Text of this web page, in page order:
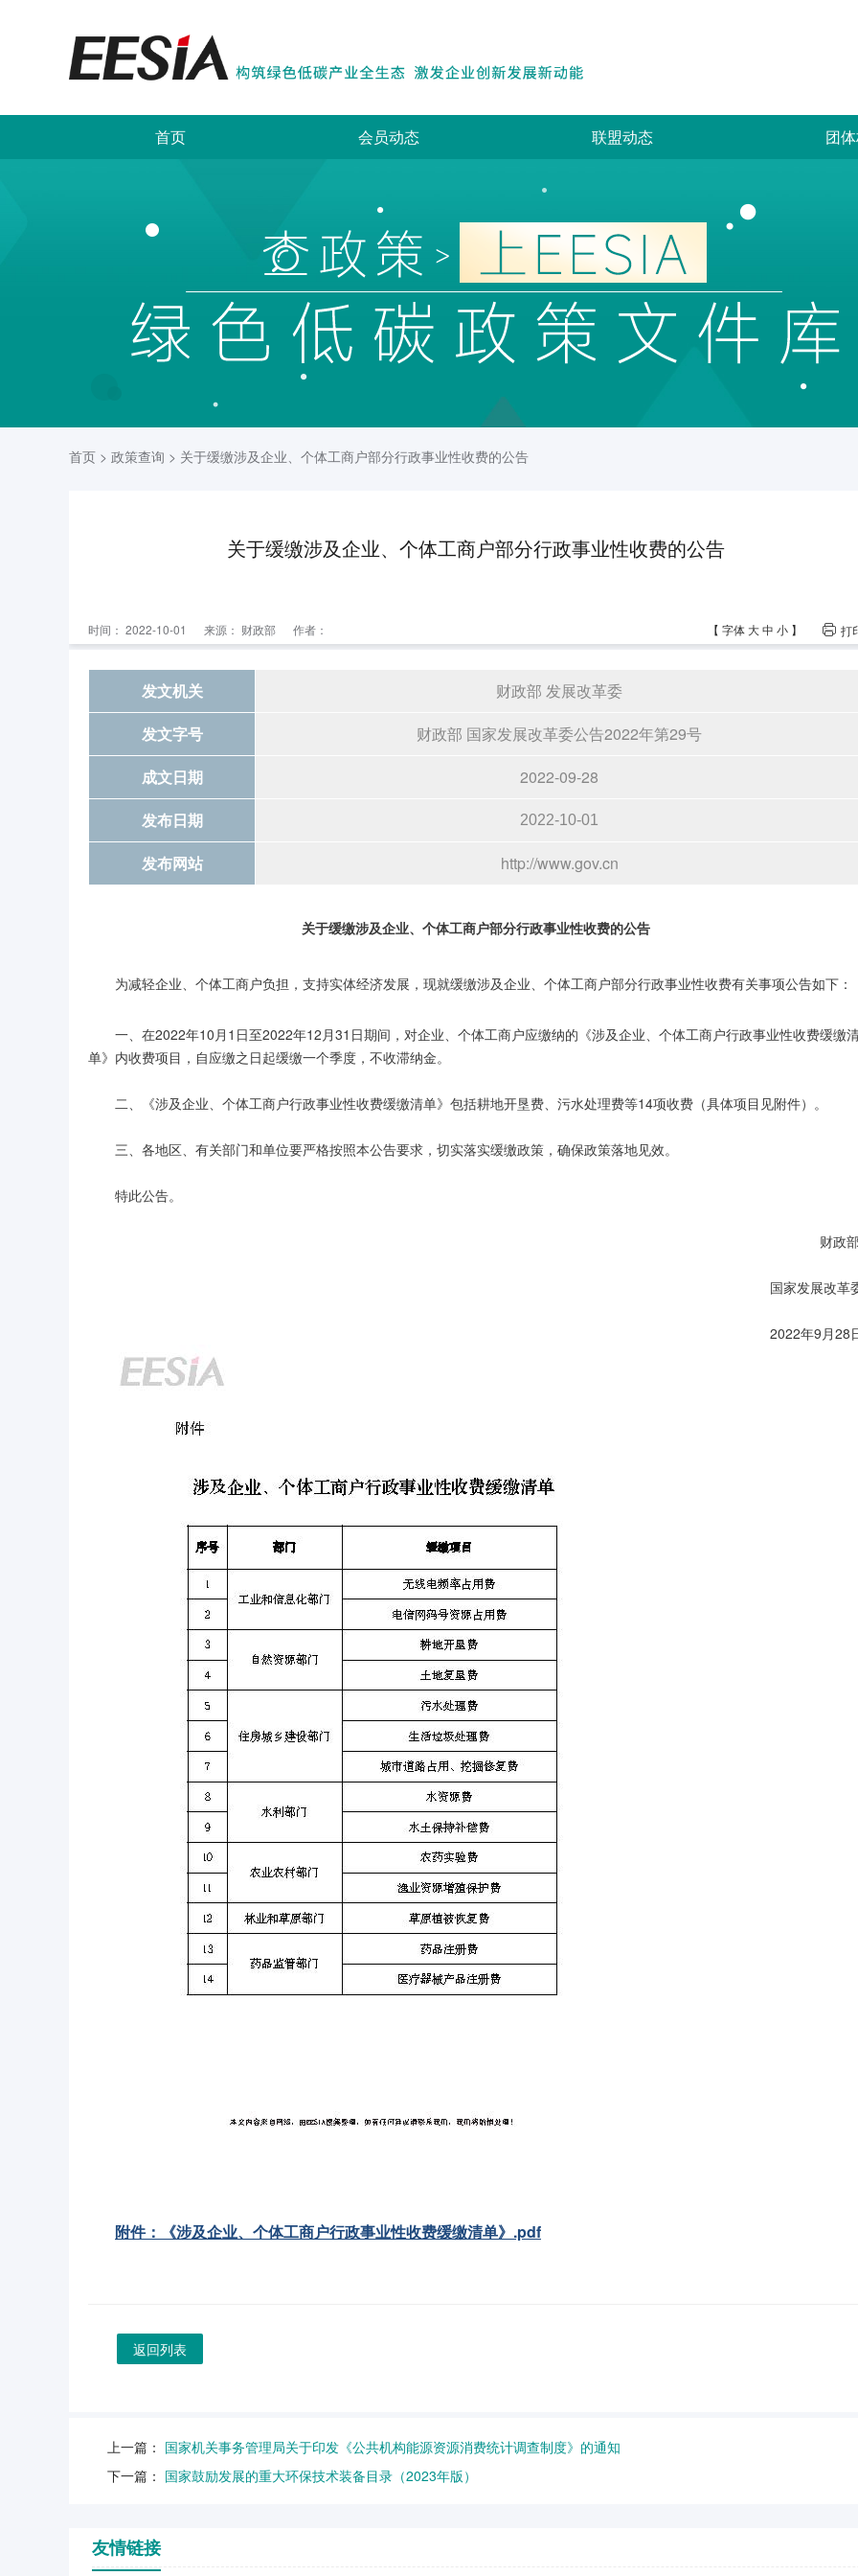
首页 会员动态 联盟动态 团
首页 > 政策查询 > 关于缓缴涉及企业、个体工商户部分行政事业性收费的公告
关于缓缴涉及企业、个体工商户部分行政事业性收费的公告
时间： 2022-10-01 来源： 财政部 作者： 打
【 字体 大中 小 】
发文机关
财政部 发展改革委
发文字号
财政部 国家发展改革委公告2022年第29号
成文日期
2022-09-28
发布日期
2022-10-01
发布网站 http://www.gov.cn
关于缓缴涉及企业、个体工商户部分行政事业性收费的公告
为减轻企业、个体工商户负担，支持实体经济发展，现就缓缴涉及企业、个体工商户部分行政事业性收费有关事项公告如下：
一、在2022年10月1日至2022年12月31日期间，对企业、个体工商户应缴纳的《涉及企业、个体工商户行政事业性收费缓缴
单》内收费项目，自应缴之日起缓缴一个季度，不收滞纳金。
二、《涉及企业、个体工商户行政事业性收费缓缴清单》包括耕地开垦费、污水处理费等14项收费（具体项目见附件）。
三、各地区、有关部门和单位要严格按照本公告要求，切实落实缓缴政策，确保政策落地见效。
特此公告。
财政
国家发展改革
2022年9月28
附件：《涉及企业、个体工商户行政事业性收费缓缴清单》.pdf
返回列表
上一篇： 国家机关事务管理局关于印发《公共机构能源资源消费统计调查制度》的通知
下一篇： 国家鼓励发展的重大环保技术装备目录（2023年版）
友情链接